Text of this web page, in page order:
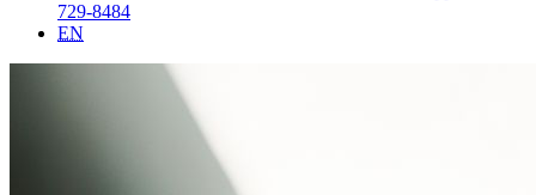
729-8484
EN